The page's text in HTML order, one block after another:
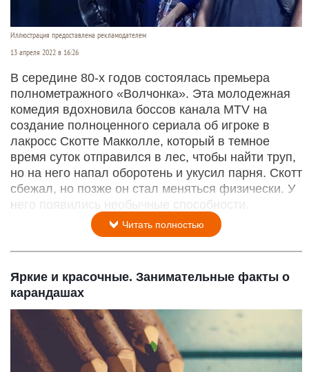
Иллюстрация предоставлена рекламодателем
13 апреля 2022 в 16:26
В середине 80-х годов состоялась премьера
полнометражного «Волчонка». Эта молодежная
комедия вдохновила боссов канала MTV на
создание полноценного сериала об игроке в
лакросс Скотте Макколле, который в темное
время суток отправился в лес, чтобы найти труп,
но на него напал оборотень и укусил парня. Скотт
сбежал, но позже он стал меняться физически. У
него появились необычные способности.
Читать полностью
Яркие и красочные. Занимательные факты о
карандашах